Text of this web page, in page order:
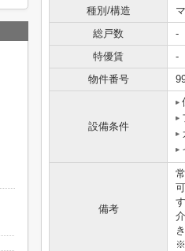
種別/構造
総戸数
-
特優賃
-
物件番号
設備条件
備考
※